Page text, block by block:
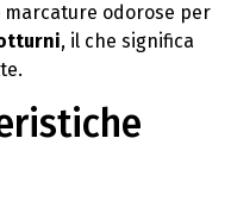
odorose per
, il che significa